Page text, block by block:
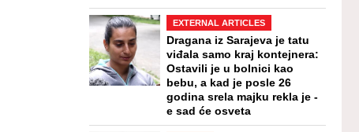
EXTERNAL ARTICLES
Dragana iz Sarajeva je tatu
viđala samo kraj kontejnera:
Ostavili je u bolnici kao
bebu, a kad je posle 26
godina srela majku rekla je -
e sad će osveta